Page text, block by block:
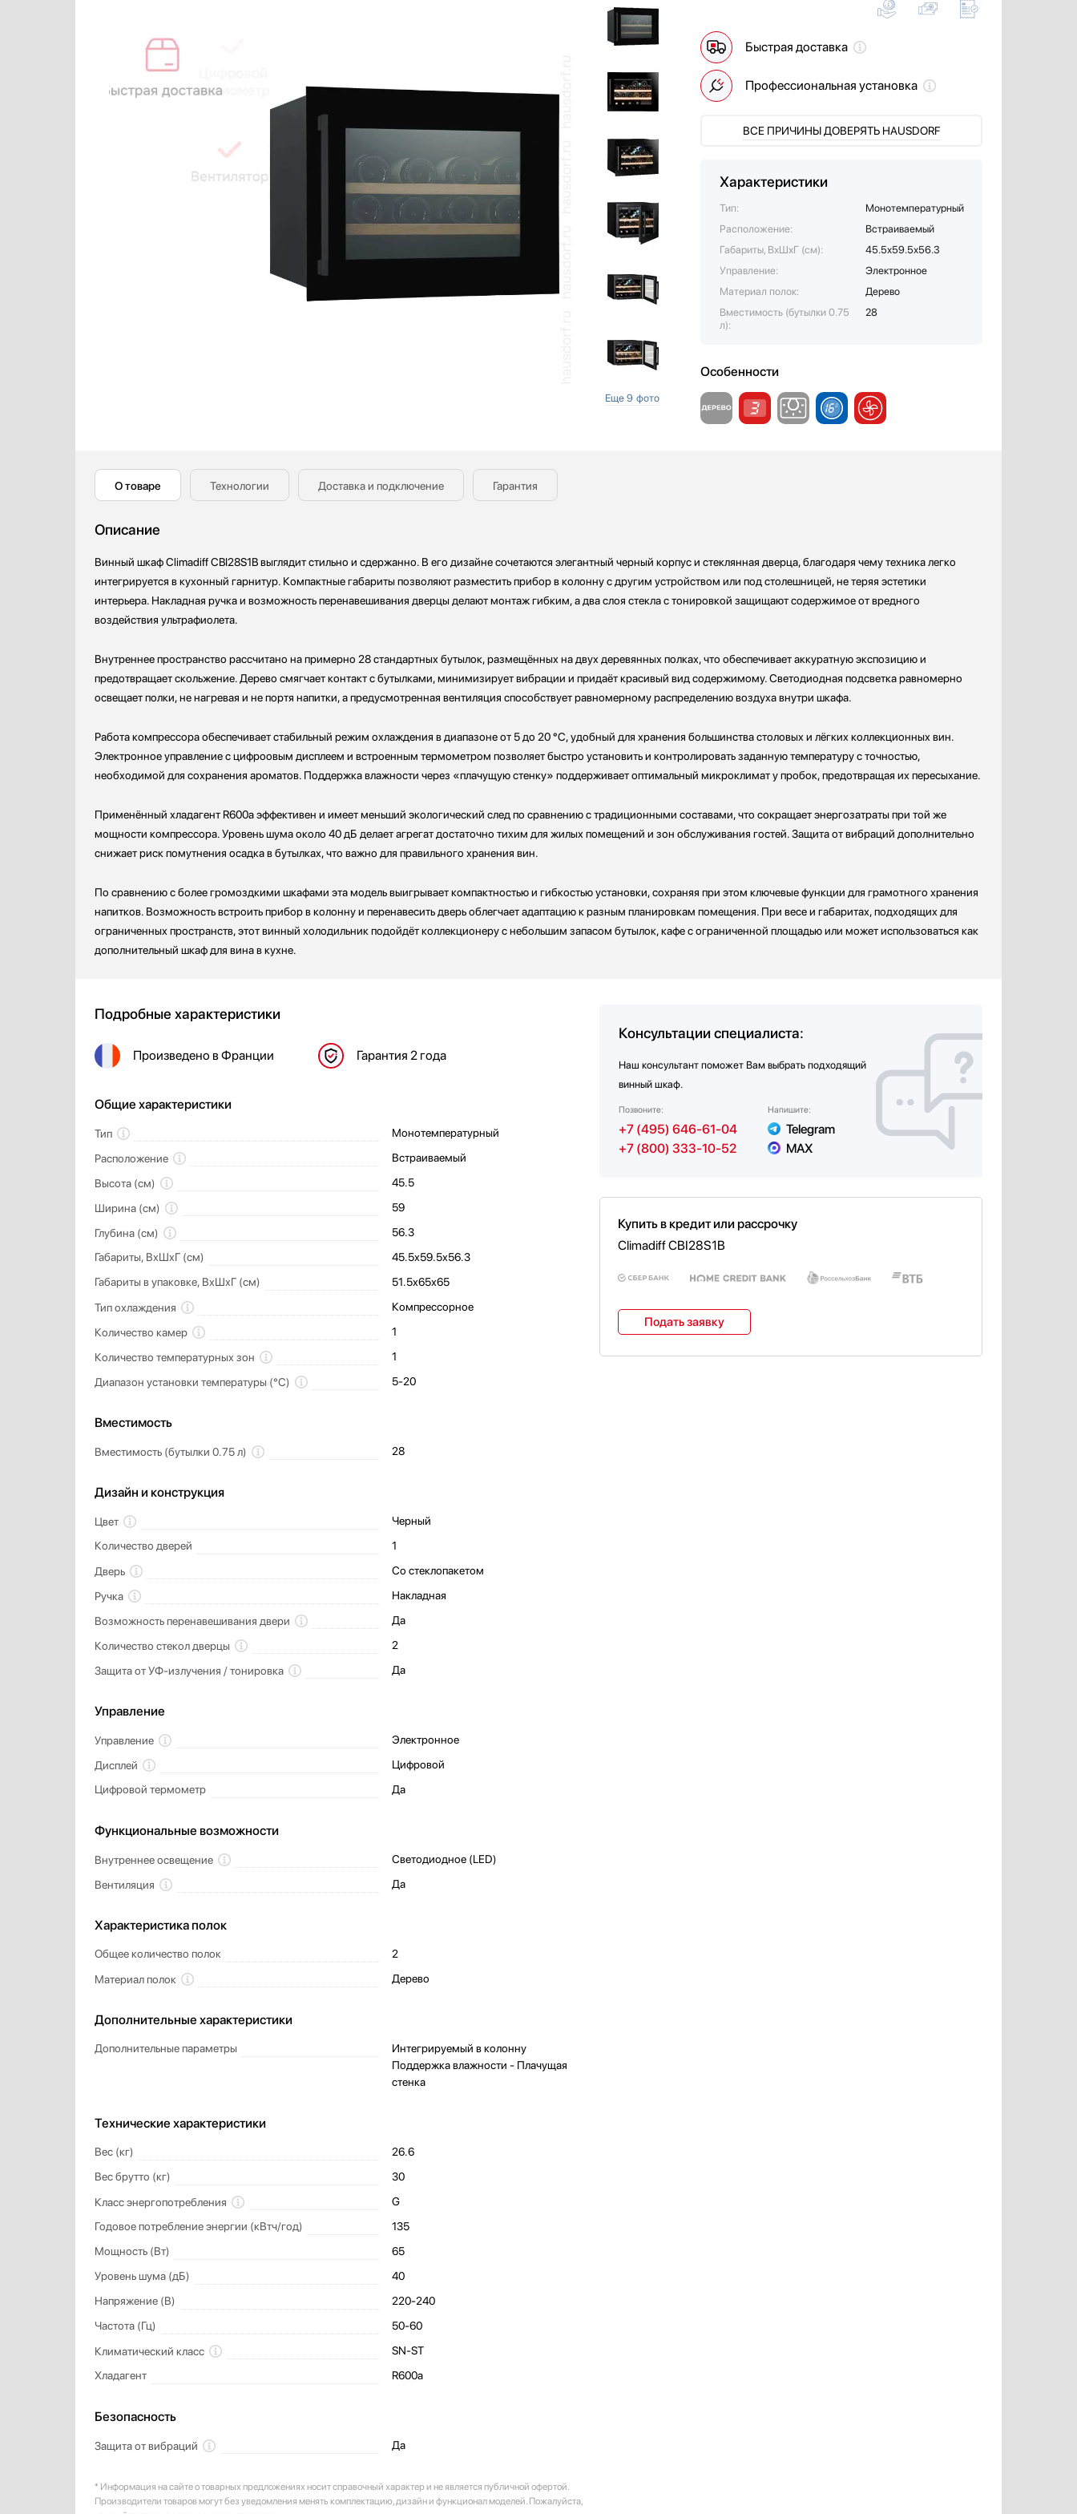
Вентиляторы
Весы
Вспениватели молока
Мультиварки
Наушники
Обогреватели
Пароварки
Паровые шкафы для одежды
Подогреватели
Посуда
Посудомоечные машины
Профессиональные ледогенераторы
Профессиональные посудомоечные машины
Пылесосы
Смесители
Соковыжималки
Стаканомоечные машины
Сушильные машины
Телевизоры
Тостеры
Увлажнители воздуха
Холодильники
Хьюмидоры
Fhiaba
Franke
Meyvel
Neff
Pando
Siemens
Signature Kitchen Suite
Smeg
Teka
V-ZUG
VARD
Еще 9 фото
Быстрая доставка
Профессиональная установка
ВСЕ ПРИЧИНЫ ДОВЕРЯТЬ HAUSDORF
Характеристики
Тип:
Монотемпературный
Расположение:
Встраиваемый
Габариты, ВхШхГ (см):
45.5х59.5х56.3
Управление:
Электронное
Материал полок:
Дерево
Вместимость (бутылки 0.75
л):
28
Особенности
О товаре Технологии Доставка и подключение Гарантия
Описание
Винный шкаф Climadiff CBI28S1B выглядит стильно и сдержанно. В его дизайне сочетаются элегантный черный корпус и стеклянная дверца, благодаря чему техника легко
интегрируется в кухонный гарнитур. Компактные габариты позволяют разместить прибор в колонну с другим устройством или под столешницей, не теряя эстетики
интерьера. Накладная ручка и возможность перенавешивания дверцы делают монтаж гибким, а два слоя стекла с тонировкой защищают содержимое от вредного
воздействия ультрафиолета.
Внутреннее пространство рассчитано на примерно 28 стандартных бутылок, размещённых на двух деревянных полках, что обеспечивает аккуратную экспозицию и
предотвращает скольжение. Дерево смягчает контакт с бутылками, минимизирует вибрации и придаёт красивый вид содержимому. Светодиодная подсветка равномерно
освещает полки, не нагревая и не портя напитки, а предусмотренная вентиляция способствует равномерному распределению воздуха внутри шкафа.
Работа компрессора обеспечивает стабильный режим охлаждения в диапазоне от 5 до 20 °C, удобный для хранения большинства столовых и лёгких коллекционных вин.
Электронное управление с цифроовым дисплеем и встроенным термометром позволяет быстро установить и контролировать заданную температуру с точностью,
необходимой для сохранения ароматов. Поддержка влажности через «плачущую стенку» поддерживает оптимальный микроклимат у пробок, предотвращая их пересыхание.
Применённый хладагент R600a эффективен и имеет меньший экологический след по сравнению с традиционными составами, что сокращает энергозатраты при той же
мощности компрессора. Уровень шума около 40 дБ делает агрегат достаточно тихим для жилых помещений и зон обслуживания гостей. Защита от вибраций дополнительно
снижает риск помутнения осадка в бутылках, что важно для правильного хранения вин.
По сравнению с более громоздкими шкафами эта модель выигрывает компактностью и гибкостью установки, сохраняя при этом ключевые функции для грамотного хранения
напитков. Возможность встроить прибор в колонну и перенавесить дверь облегчает адаптацию к разным планировкам помещения. При весе и габаритах, подходящих для
ограниченных пространств, этот винный холодильник подойдёт коллекционеру с небольшим запасом бутылок, кафе с ограниченной площадью или может использоваться как
дополнительный шкаф для вина в кухне.
Подробные характеристики
Произведено в Франции Гарантия 2 года
Общие характеристики
Тип
Монотемпературный
Расположение
Встраиваемый
Высота (см)
45.5
Ширина (см)
59
Глубина (см)
56.3
Габариты, ВхШхГ (см)
45.5х59.5х56.3
Габариты в упаковке, ВхШхГ (см)
51.5х65х65
Тип охлаждения
Компрессорное
Количество камер
1
Количество температурных зон
1
Диапазон установки температуры (°C)
5-20
Вместимость
Вместимость (бутылки 0.75 л) 28
Дизайн и конструкция
Цвет
Черный
Количество дверей
1
Дверь
Со стеклопакетом
Ручка
Накладная
Возможность перенавешивания двери
Да
Количество стекол дверцы
2
Защита от УФ-излучения / тонировка
Да
Управление
Управление
Электронное
Дисплей
Цифровой
Цифровой термометр
Да
Функциональные возможности
Внутреннее освещение
Светодиодное (LED)
Вентиляция
Да
Характеристика полок
Общее количество полок
2
Материал полок
Дерево
Дополнительные характеристики
Дополнительные параметры
Интегрируемый в колонну
Поддержка влажности - Плачущая
стенка
Технические характеристики
Вес (кг)
26.6
Вес брутто (кг)
30
Класс энергопотребления
G
Годовое потребление энергии (кВтч/год)
135
Мощность (Вт)
65
Уровень шума (дБ)
40
Напряжение (В)
220-240
Частота (Гц)
50-60
Климатический класс
SN-ST
Хладагент
R600a
Безопасность
Защита от вибраций Да
* Информация на сайте о товарных предложениях носит справочный характер и не является публичной офертой.
Производители товаров могут без уведомления менять комплектацию, дизайн и функционал моделей. Пожалуйста,
Консультации специалиста:
Наш консультант поможет Вам выбрать подходящий
винный шкаф.
Позвоните:
+7 (495) 646-61-04
+7 (800) 333-10-52
Напишите:
Telegram
MAX
Купить в кредит или рассрочку
Climadiff CBI28S1B
Подать заявку